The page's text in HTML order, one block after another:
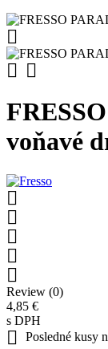

 
voňavé





Review (0)
4,85 €
s DPH
 Posledné kusy